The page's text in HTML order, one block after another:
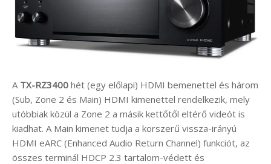
A TX-RZ3400 hét (egy előlapi) HDMI bemenettel és három
(Sub, Zone 2 és Main) HDMI kimenettel rendelkezik, mely
utóbbiak közül a Zone 2 a másik kettőtől eltérő videót is
kiadhat. A Main kimenet tudja a korszerű vissza-irányú
HDMI eARC (Enhanced Audio Return Channel) funkciót, az
összes terminál HDCP 2.3 tartalom-védett és